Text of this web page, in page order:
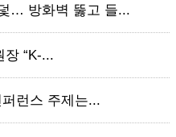
… 방화벽 뚫고 들...
장 “K-...
런스 주제는...